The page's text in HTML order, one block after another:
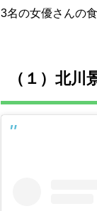
3名の女優さんの
（１）北